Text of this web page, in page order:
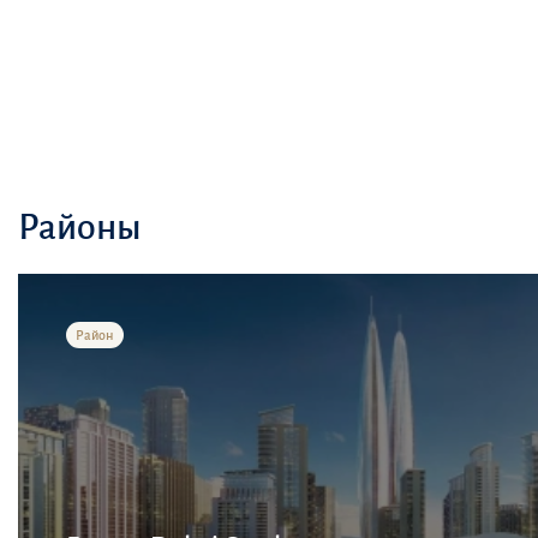
Районы
Район